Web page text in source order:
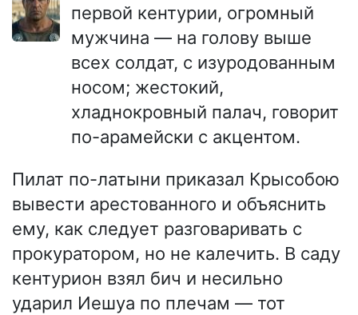
первой кентурии, огромный
мужчина — на голову выше
всех солдат, с изуродованным
носом; жестокий,
хладнокровный палач, говорит
по-арамейски с акцентом.
Пилат по-латыни приказал Крысобою
вывести арестованного и объяснить
ему, как следует разговаривать с
прокуратором, но не калечить. В саду
кентурион взял бич и несильно
ударил Иешуа по плечам — тот